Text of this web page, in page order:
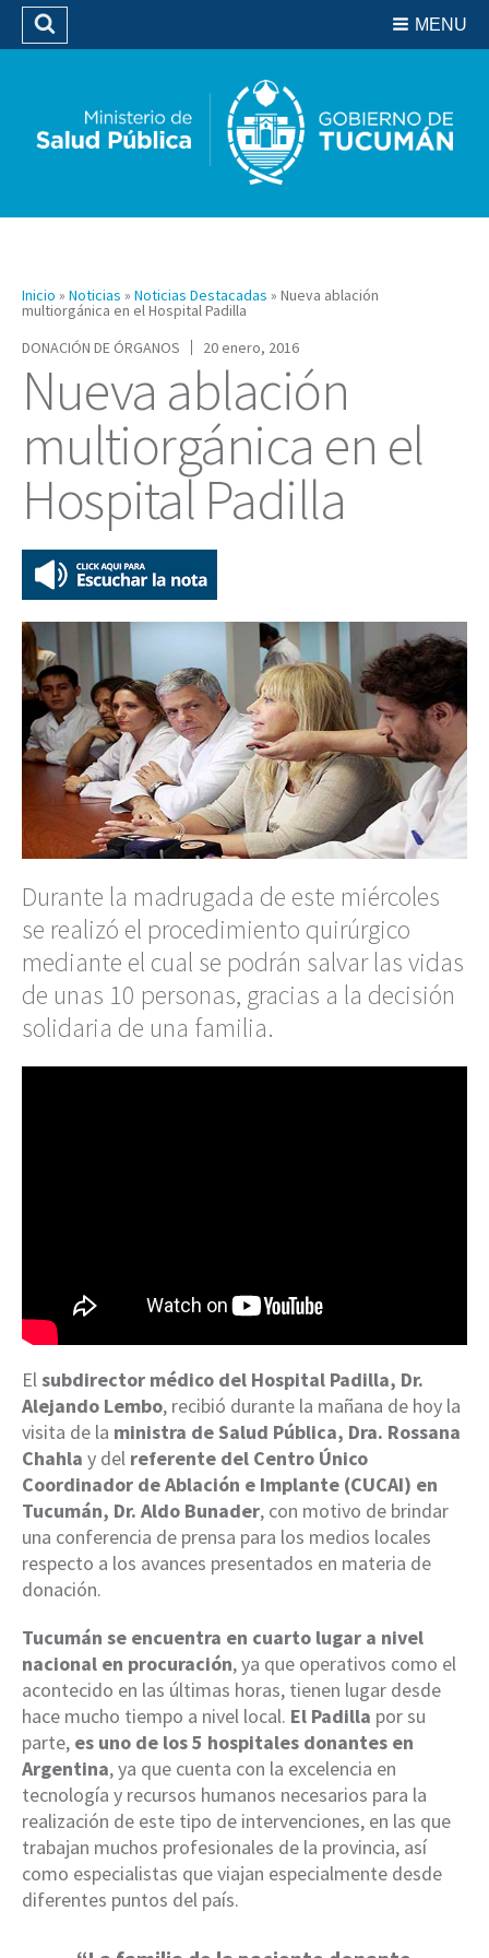
Biblioteca
MENU
Buscar
Inicio » Noticias » Noticias Destacadas » Nueva ablación
multiorgánica en el Hospital Padilla
DONACIÓN DE ÓRGANOS
20 enero, 2016
Nueva ablación
multiorgánica en el
Hospital Padilla
Durante la madrugada de este miércoles
se realizó el procedimiento quirúrgico
mediante el cual se podrán salvar las vidas
de unas 10 personas, gracias a la decisión
solidaria de una familia.
Elsubdirector médico del Hospital Padilla, Dr.
Alejando Lembo, recibió durante la mañana de hoy la
visita de la ministra de Salud Pública, Dra. Rossana
Chahla y del referente del Centro Único
Coordinador de Ablación e Implante (CUCAI) en
Tucumán, Dr. Aldo Bunader, con motivo de brindar
una conferencia de prensa para los medios locales
respecto a los avances presentados en materia de
donación.
Tucumán se encuentra en cuarto lugar a nivel
nacional en procuración, ya que operativos como el
acontecido en las últimas horas, tienen lugar desde
hace mucho tiempo a nivel local. El Padilla por su
parte, es uno de los 5 hospitales donantes en
Argentina, ya que cuenta con la excelencia en
tecnología y recursos humanos necesarios para la
realización de este tipo de intervenciones, en las que
trabajan muchos profesionales de la provincia, así
como especialistas que viajan especialmente desde
diferentes puntos del país.